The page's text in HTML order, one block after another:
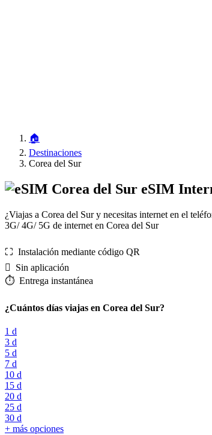
🏠
Destinaciones
Corea del Sur
eSIM
¿Viajas a Corea del Sur y necesitas internet en el
3G/ 4G/ 5G de internet en Corea del Sur
⛶️️ Instalación mediante código QR
️ Sin aplicación
⏱️️ Entrega instantánea
¿Cuántos días viajas en Corea del Sur?
1 d
3 d
5 d
7 d
10 d
15 d
20 d
25 d
30 d
+ más opciones